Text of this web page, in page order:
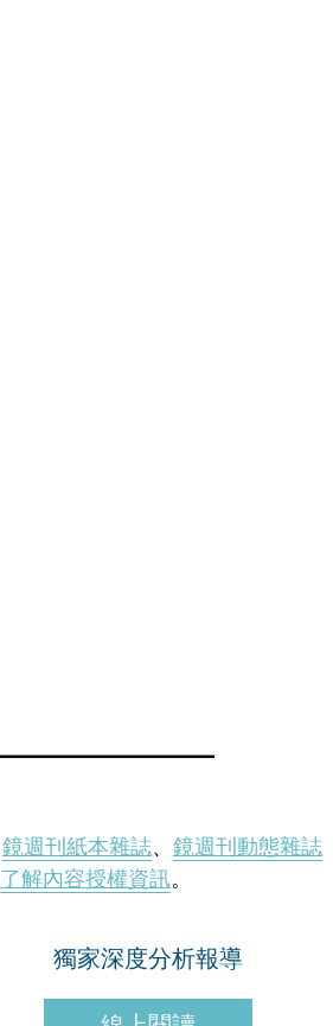
鏡週刊紙本雜誌、 鏡週刊動態雜誌
了解內容授權資訊。
獨家深度分析報導